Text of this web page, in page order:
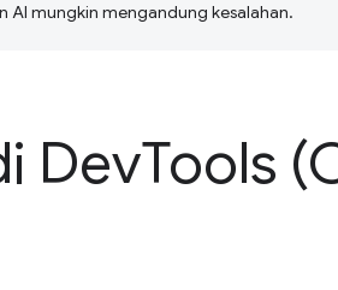
AI mungkin mengandung kesalahan.
DevTools